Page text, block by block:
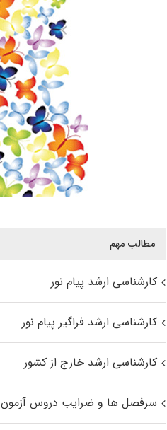
مطالب مهم
کارشناسی ارشد پیام نور
کارشناسی ارشد فراگیر پیام نور
کارشناسی ارشد خارج از کشور
سرفصل ها و ضرایب دروس آزمون